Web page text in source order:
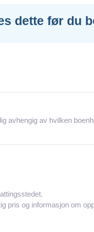
dette før du
avhengig av hvilken
pris og informasjon om